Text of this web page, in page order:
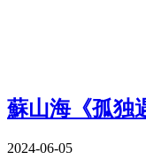
蘇山海《孤独
2024-06-05